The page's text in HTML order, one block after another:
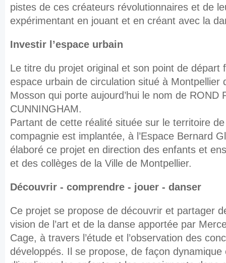
pistes de ces créateurs révolutionnaires et de
expérimentant en jouant et en créant avec la
Investir l’espace urbain
Le titre du projet original et son point de départ
espace urbain de circulation situé à Montpellier
Mosson qui porte aujourd’hui le nom de ROND
CUNNINGHAM.
Partant de cette réalité située sur le territoire
compagnie est implantée, à l’Espace Bernard
élaboré ce projet en direction des enfants et
et des collèges de la Ville de Montpellier.
Découvrir - comprendre - jouer - danser
Ce projet se propose de découvrir et partager
vision de l’art et de la danse apportée par
Cage, à travers l’étude et l’observation des
développés. Il se propose, de façon dynamique